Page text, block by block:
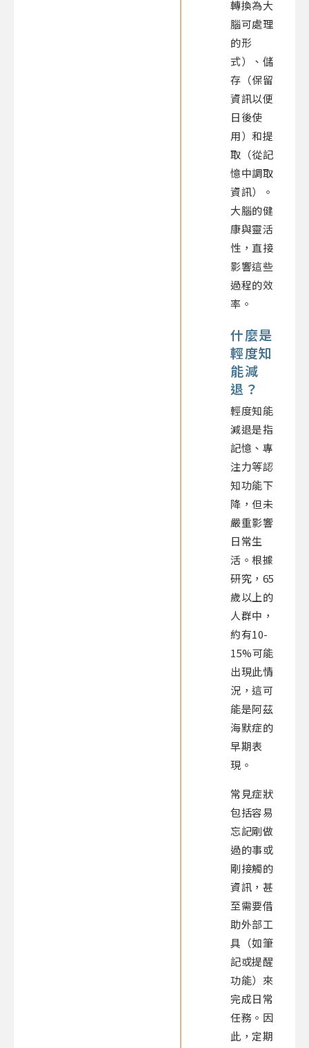
轉換為大
腦可處理
的形
式）、儲
存（保留
資訊以便
日後使
用）和提
取（從記
憶中調取
資訊）。
大腦的健
康與靈活
性，直接
影響這些
過程的效
率。
什麼是
輕度知
能減
退？
輕度知能
減退是指
記憶、專
注力等認
知功能下
降，但未
嚴重影響
日常生
活。根據
研究，65
歲以上的
人群中，
約有10-
15%可能
出現此情
況，這可
能是阿茲
海默症的
早期表
現。
常見症狀
包括容易
忘記剛做
過的事或
剛接觸的
資訊，甚
至需要借
助外部工
具（如筆
記或提醒
功能）來
完成日常
任務。因
此，定期